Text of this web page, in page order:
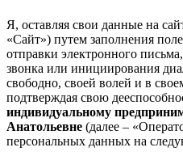
Я, оставляя свои данные на
«Сайт») путем заполнения
отправки электронного
звонка или инициирования
свободно, своей волей и в
подтверждая свою
индивидуальному
Анатольевне (далее –
персональных данных на